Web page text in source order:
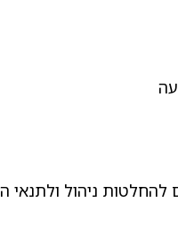
ניהול ולתנאי